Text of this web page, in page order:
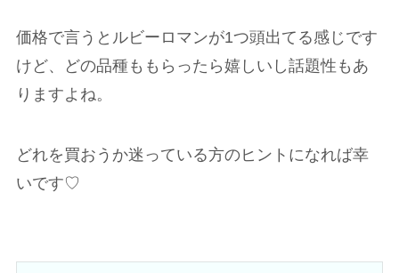
価格で言うとルビーロマンが1つ頭出てる感じです
けど、どの品種ももらったら嬉しいし話題性もあ
りますよね。
どれを買おうか迷っている方のヒントになれば幸
いです♡